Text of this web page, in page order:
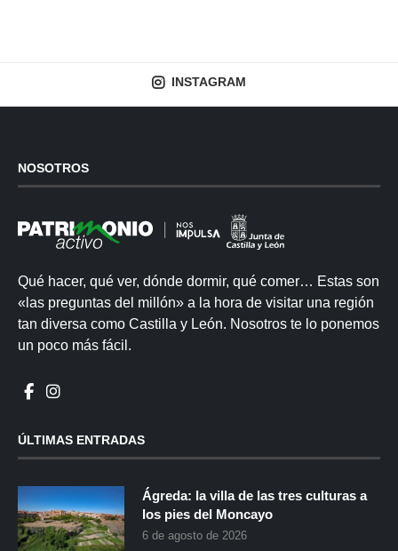
INSTAGRAM
NOSOTROS
Qué hacer, qué ver, dónde dormir, qué comer… Estas son
«las preguntas del millón» a la hora de visitar una región
tan diversa como Castilla y León. Nosotros te lo ponemos
un poco más fácil.
ÚLTIMAS ENTRADAS
Ágreda: la villa de las tres culturas a
los pies del Moncayo
6 de agosto de 2026